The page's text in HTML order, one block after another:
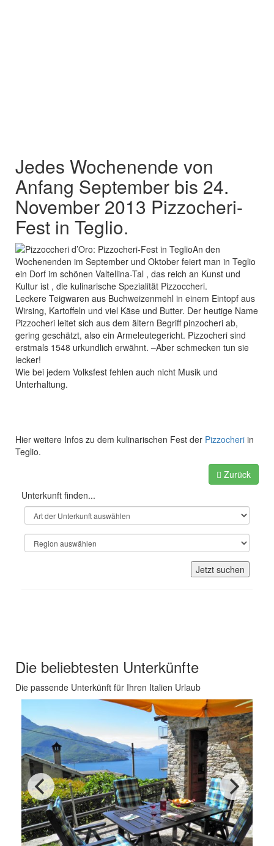
Jedes Wochenende von
Anfang September bis 24.
November 2013 Pizzocheri-
Fest in Teglio.
An den
Wochenenden im September und Oktober feiert man in Teglio
ein Dorf im schönen Valtellina-Tal , das reich an Kunst und
Kultur ist , die kulinarische Spezialität Pizzoccheri.
Leckere Teigwaren aus Buchweizenmehl in einem Eintopf aus
Wirsing, Kartoffeln und viel Käse und Butter. Der heutige Name
Pizzocheri leitet sich aus dem ältern Begriff pinzocheri ab,
gering geschätzt, also ein Armeleutegericht. Pizzocheri sind
erstmals 1548 urkundlich erwähnt. –Aber schmecken tun sie
lecker!
Wie bei jedem Volksfest fehlen auch nicht Musik und
Unterhaltung.
Hier weitere Infos zu dem kulinarischen Fest der Pizzocheri in
Teglio.
Zurück
Unterkunft finden...
Jetzt suchen
Die beliebtesten Unterkünfte
Die passende Unterkünft für Ihren Italien Urlaub